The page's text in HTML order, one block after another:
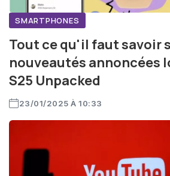
SMARTPHONES
Tout ce qu'il faut savoir
nouveautés annoncées
S25 Unpacked
23/01/2025 À 10:33